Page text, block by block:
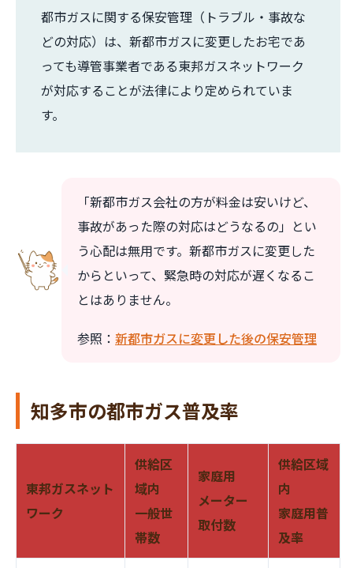
都市ガスに関する保安管理（トラブル・事故な
どの対応）は、新都市ガスに変更したお宅であ
っても導管事業者である東邦ガスネットワーク
が対応することが法律により定められていま
す。
「新都市ガス会社の方が料金は安いけど、
事故があった際の対応はどうなるの」とい
う心配は無用です。新都市ガスに変更した
からといって、緊急時の対応が遅くなるこ
とはありません。
参照： 新都市ガスに変更した後の保安管理
知多市の都市ガス普及率
東邦ガスネット
ワーク
供給区
域内
一般世
帯数
家庭用
メーター
取付数
供給区域
内
家庭用普
及率